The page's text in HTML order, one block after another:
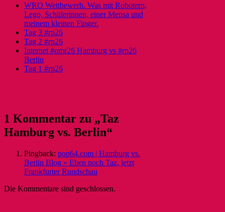
WRO Wettbewerb. Was mit Robotern,
Lego, Schülerinnen, einer Mensa und
meinem kleinen Finger.
Tag 3 #rp26
Tag 2 #rp26
Internet #omr26 Hamburg vs #rp26
Berlin
Tag 1 #rp26
1 Kommentar zu „Taz
Hamburg vs. Berlin“
Pingback: pop64.com | Hamburg vs.
Berlin Blog » Eben noch Taz, jetzt
Frankfurter Rundschau
Die Kommentare sind geschlossen.